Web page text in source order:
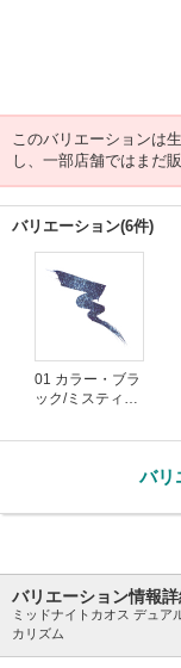
このバリエーションは
し、一部店舗ではまだ
バリエーション(6件)
01 カラー・ブラ
ック/ミスティカ
バリ
バリエーション情報
ミッドナイトカオス デュア
カリズム